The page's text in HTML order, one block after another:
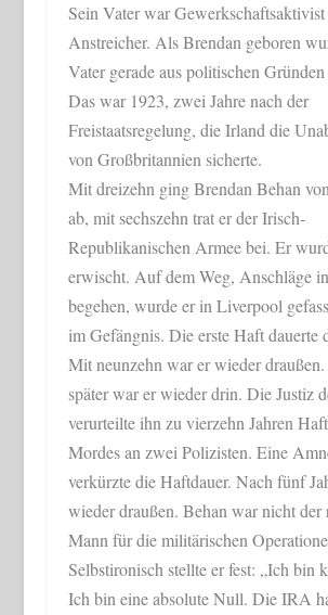
Sein Vater war
Anstreicher. Als Brendan geboren
Vater gerade aus politischen
Das war 1923, zwei Jahre nach der
Freistaatsregelung, die Irland die
von Großbritannien sicherte.
Mit dreizehn ging Brendan Behan
ab, mit sechszehn trat er der Irisch-
Republikanischen Armee bei. Er
erwischt. Auf dem Weg, Anschläge
begehen, wurde er in Liverpool
im Gefängnis. Die erste Haft dauerte
Mit neunzehn war er wieder
später war er wieder drin. Die Justiz
verurteilte ihn zu vierzehn Jahren
Mordes an zwei Polizisten. Eine
verkürzte die Haftdauer. Nach fünf
wieder draußen. Behan war nicht der
Mann für die militärischen
Selbstironisch stellte er fest: „Ich bin
Ich bin eine absolute Null. Die IRA